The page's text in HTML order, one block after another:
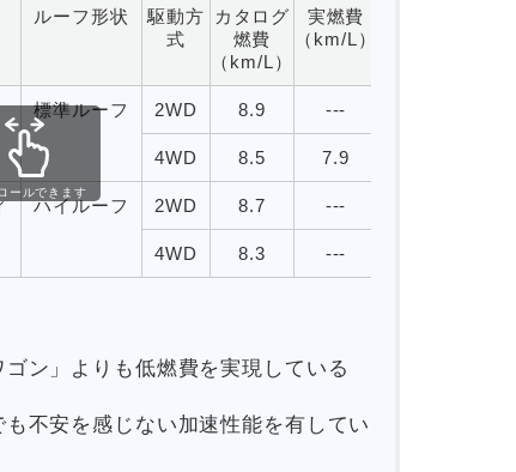
ルーフ形状
駆動方
式
カタログ
燃費
（km/L）
実燃費
（km/L）
標準ルーフ 2WD 8.9 ---
4WD 8.5 7.9
ハイルーフ 2WD 8.7 ---
4WD 8.3 ---
ールできます
ン」よりも低燃費を実現している
不安を感じない加速性能を有してい